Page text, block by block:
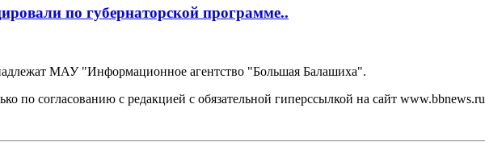
по губернаторской программе..
МАУ "Информационное агентство "Большая Балашиха".
по согласованию с редакцией с обязательной гиперссылкой на сайт www.bbnews.ru